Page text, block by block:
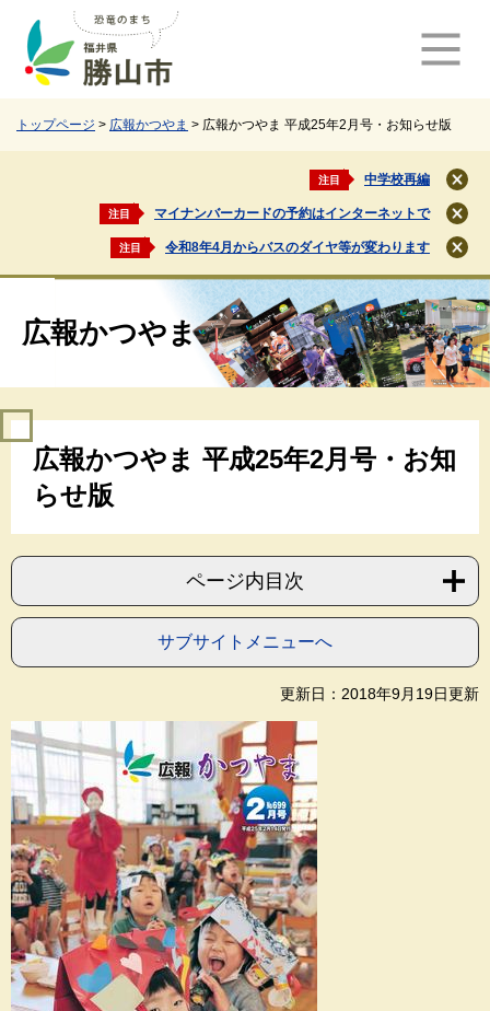
トップページ > 広報かつやま > 広報かつやま 平成25年2月号・お知らせ版
注目 中学校再編
閉
じ
る
注目 マイナンバーカードの予約はインターネットで
閉
じ
る
注目 令和8年4月からバスのダイヤ等が変わります
閉
じ
る
広報かつやま
広報かつやま 平成25年2月号・お知
らせ版
ページ内目次
サブサイトメニューへ
更新日：2018年9月19日更新